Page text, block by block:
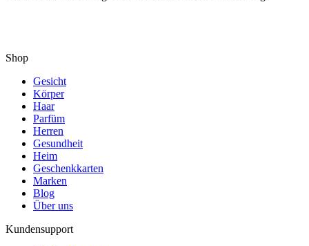
Shop
Gesicht
Körper
Haar
Parfüm
Herren
Gesundheit
Heim
Geschenkkarten
Marken
Blog
Über uns
Kundensupport